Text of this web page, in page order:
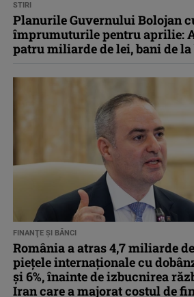
STIRI
Planurile Guvernului Bolojan
împrumuturile pentru aprilie:
patru miliarde de lei, bani de
FINANŢE ŞI BĂNCI
România a atras 4,7 miliarde
piețele internaționale cu
și 6%, înainte de izbucnirea
Iran care a majorat costul de